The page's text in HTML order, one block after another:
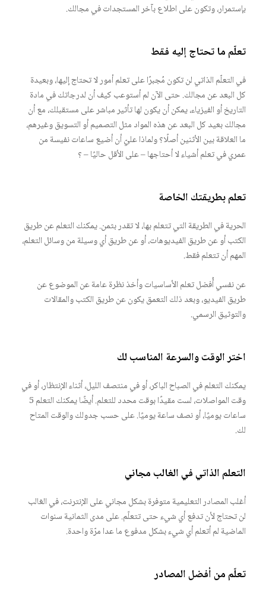
بإستمرار، وتكون على اطلاع بآخر المستجدات في مجالك.
تعلّم ما تحتاج إليه فقط
في التعلّم الذاتي لن تكون مُجبرًا على تعلم أمور لا تحتاج إليها، وبعيدة
كل البعد عن مجالك. حتى الآن لم أستوعب كيف أن لدرجاتك في مادة
التاريخ أو الفيزياء، يمكن أن يكون لها تأثير مباشر على مستقبلك، مع أن
مجالك بعيد كل البعد عن هذه المواد مثل التصميم أو التسويق وغيرهم،
ما العلاقة بين الأثنين أصلًا؟ ولماذا عليّ أن أضيع ساعات نفيسة من
عمري في تعلم أشياء لا أحتاجها – على الأقل حاليًا – ؟
تعلم بطريقتك الخاصة
الحرية في الطريقة التي تتعلم بها، لا تقدر بثمن. يمكنك التعلم عن طريق
الكتب أو عن طريق الفيديوهات، أو عن طريق أي وسيلة من وسائل التعلم،
المهم أن تتعلم فقط.
عن نفسي أُفضل تعلم الأساسيات وأخذ نظرة عامة عن الموضوع عن
طريق الفيديو، وبعد ذلك التعمق يكون عن طريق الكتب والمقالات
والتوثيق الرسمي.
اختر الوقت والسرعة المناسب لك
يمكنك التعلم في الصباح الباكر، أو في منتصف الليل، أثناء الإنتظار، أو في
وقت المواصلات، لست مقيدًا بوقت محدد للتعلم. أيضًا يمكنك التعلم 5
ساعات يوميًا، أو نصف ساعة يوميًا. على حسب جدولك والوقت المتاح
لك.
التعلم الذاتي في الغالب مجاني
أغلب المصادر التعليمية متوفرة بشكل مجاني على الإنترنت، في الغالب
لن تحتاج لأن تدفع أي شيء حتى تتعلّم. على مدى الثمانية سنوات
الماضية لم أتعلم أي شيء بشكل مدفوع ما عدا مرّة واحدة.
تعلّم من أفضل المصادر